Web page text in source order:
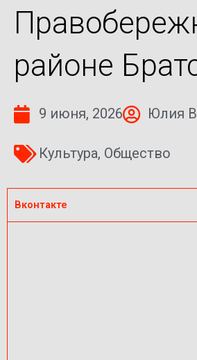
районе
9 июня, 2026 Юлия
Культура, Общество
Вконтакте